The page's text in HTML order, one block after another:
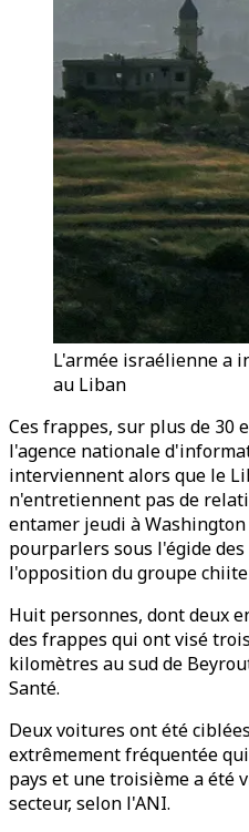
L'armée israélienne a
au Liban
Ces frappes, sur plus de 30
l'agence nationale
interviennent alors que le
n'entretiennent pas de
entamer jeudi à
pourparlers sous l'égide
l'opposition du groupe
Huit personnes, dont deux
des frappes qui ont visé
kilomètres au sud de
Santé.
Deux voitures ont été
extrêmement fréquentée
pays et une troisième a été
secteur, selon l'ANI.